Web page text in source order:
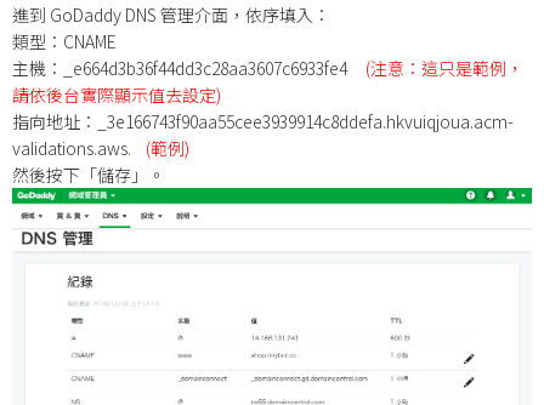
進到 GoDaddy DNS 管理介面，依序填入：
類型：CNAME
主機：_e664d3b36f44dd3c28aa3607c6933fe4 (注意：這只是範例，
請依後台實際顯示值去設定)
指向地址：_3e166743f90aa55cee3939914c8ddefa.hkvuiqjoua.acm-
validations.aws. (範例)
然後按下「儲存」。